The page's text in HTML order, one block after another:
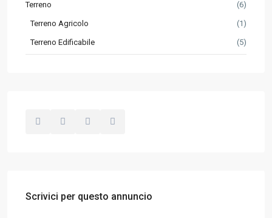
Terreno (6)
Terreno Agricolo (1)
Terreno Edificabile (5)
Scrivici per questo annuncio